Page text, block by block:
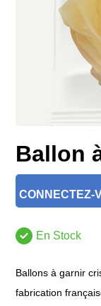
Ballon
CONNECTEZ-
En Stock
Ballons à garnir
fabrication